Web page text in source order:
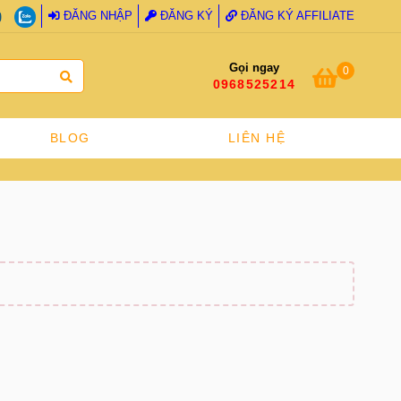
ĐĂNG NHẬP ĐĂNG KÝ ĐĂNG KÝ AFFILIATE
Gọi ngay
0968525214
0
BLOG LIÊN HỆ